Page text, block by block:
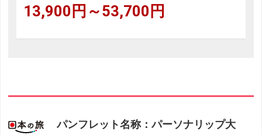
13,900円～53,700円
パンフレット名称：パーソナリップ大